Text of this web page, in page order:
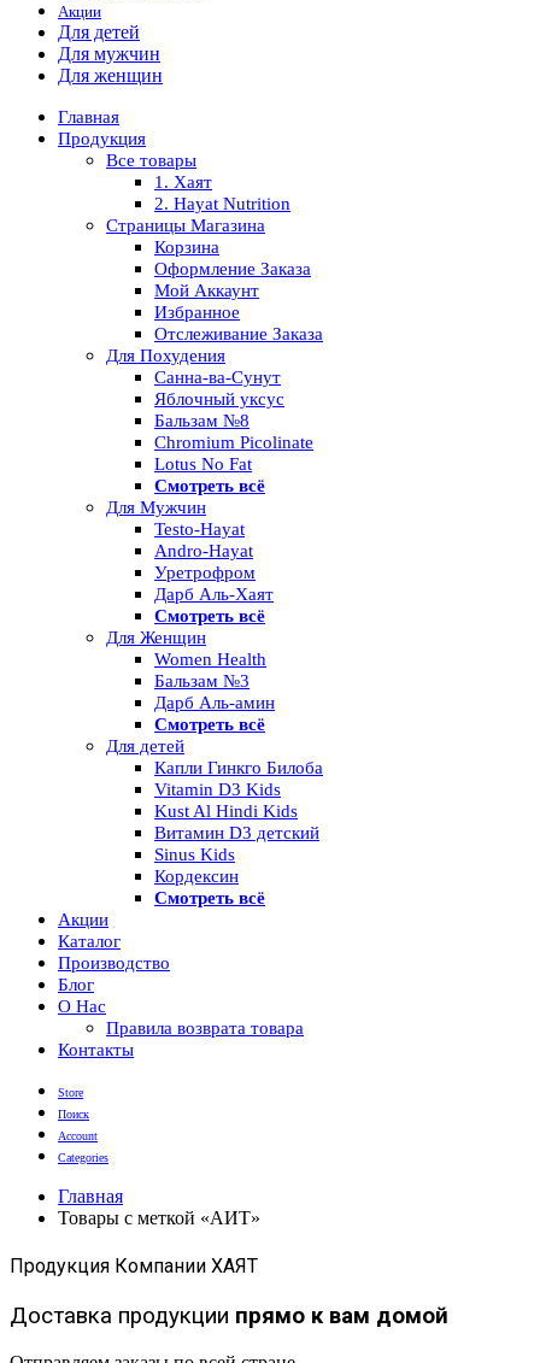
Акции
Для детей
Для мужчин
Для женщин
Главная
Продукция
Все товары
1. Хаят
2. Hayat Nutrition
Страницы Магазина
Корзина
Оформление Заказа
Мой Аккаунт
Избранное
Отслеживание Заказа
Для Похудения
Санна-ва-Сунут
Яблочный уксус
Бальзам №8
Chromium Picolinate
Lotus No Fat
Смотреть всё
Для Мужчин
Testo-Hayat
Andro-Hayat
Уретрофром
Дарб Аль-Хаят
Смотреть всё
Для Женщин
Women Health
Бальзам №3
Дарб Аль-амин
Смотреть всё
Для детей
Капли Гинкго Билоба
Vitamin D3 Kids
Kust Al Hindi Kids
Витамин D3 детский
Sinus Kids
Кордексин
Смотреть всё
Акции
Каталог
Производство
Блог
О Нас
Правила возврата товара
Контакты
Store
Поиск
Account
Categories
Главная
Товары с меткой «АИТ»
Продукция Компании ХАЯТ
Доставка продукции прямо к вам домой